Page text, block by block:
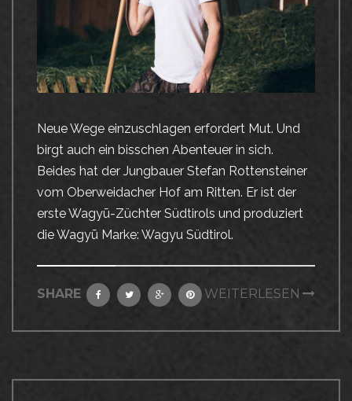
Neue Wege einzuschlagen erfordert Mut. Und
birgt auch ein bisschen Abenteuer in sich.
Beides hat der Jungbauer Stefan Rottensteiner
vom Oberweidacher Hof am Ritten. Er ist der
erste Wagyū-Züchter Südtirols und produziert
die Wagyū Marke: Wagyu Südtirol.
SHARE WEITERLESEN